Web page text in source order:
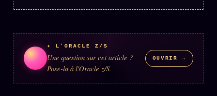
Words RadioFM
Archive complète
Récents
✦ L'ORACLE Z/S
Une question sur cet article ?
Pose-la à l'Oracle z/S.
OUVRIR →